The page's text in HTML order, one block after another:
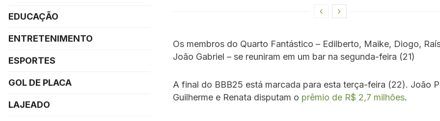
Os membros do Quarto Fantástico – Edilberto, Maike, Diogo,
João Gabriel – se reuniram em um bar na segunda-feira (21)
A final do BBB25 está marcada para esta terça-feira (22). João
Guilherme e Renata disputam o prêmio de R$ 2,7 milhões.
EDUCAÇÃO
ENTRETENIMENTO
ESPORTES
GOL DE PLACA
LAJEADO